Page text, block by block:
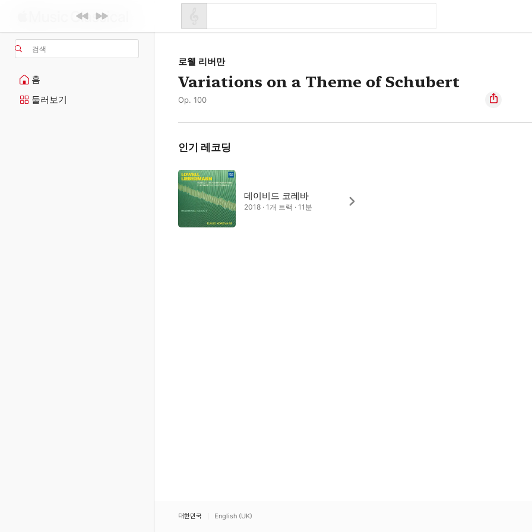
검색
홈
둘러보기
로웰 리버만
Variations on a Theme of Schubert
Op. 100
인기 레코딩
데이비드 코레바
2018 · 1개 트랙 · 11분
대한민국 English (UK)